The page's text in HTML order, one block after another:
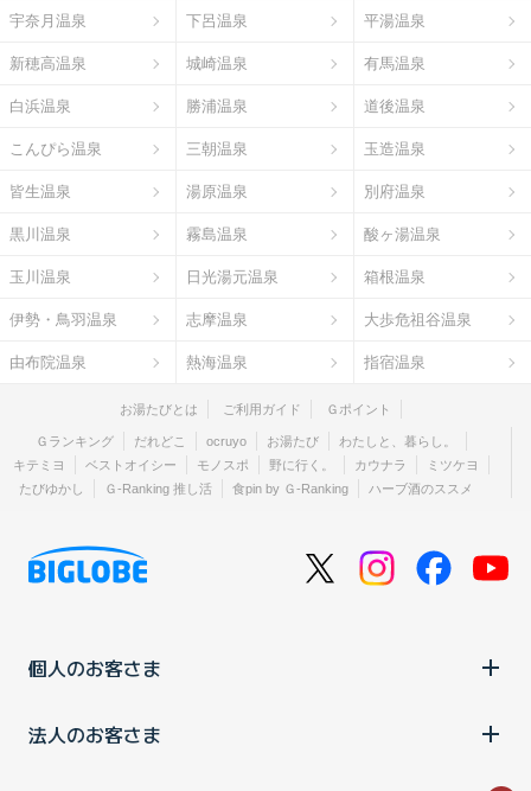
宇奈月温泉 下呂温泉 平湯温泉
新穂高温泉 城崎温泉 有馬温泉
白浜温泉 勝浦温泉 道後温泉
こんぴら温泉 三朝温泉 玉造温泉
皆生温泉 湯原温泉 別府温泉
黒川温泉 霧島温泉 酸ヶ湯温泉
玉川温泉 日光湯元温泉 箱根温泉
伊勢・鳥羽温泉 志摩温泉 大歩危祖谷温泉
由布院温泉 熱海温泉 指宿温泉
お湯たびとは ご利用ガイド Ｇポイント
Ｇランキング だれどこ ocruyo お湯たび
わたしと、暮らし。
キテミヨ
ベストオイシー モノスポ 野に行く。 カウナラ
ミツケヨ
たびゆかし
Ｇ-Ranking 推し活 食pin by Ｇ-Ranking ハーブ酒のススメ
個人のお客さま
法人のお客さま